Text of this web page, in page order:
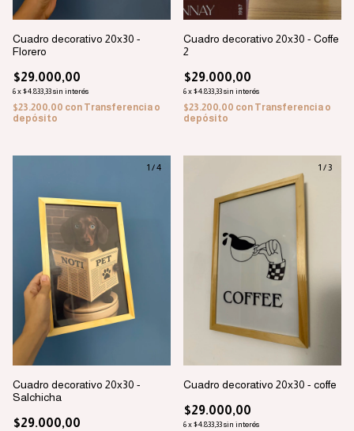
Cuadro decorativo 20x30 -
Florero
$29.000,00
6x$4.833,33sin interés
$23.200,00 con Transferencia o
depósito
Cuadro decorativo 20x30 - Coffe
2
$29.000,00
6x$4.833,33sin interés
$23.200,00 con Transferencia o
depósito
1 /4
Cuadro decorativo 20x30 -
Salchicha
$29.000,00
1 / 3
Cuadro decorativo 20x30 - coffe
$29.000,00
6x$4.833,33sin interés